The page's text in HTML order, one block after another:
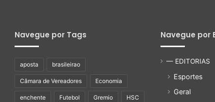
Navegue por Tags
aposta brasileirao
Câmara de Vereadores Economia
enchente Futebol Gremio HSC
Navegue por
— EDITORIAS
Esportes
Geral